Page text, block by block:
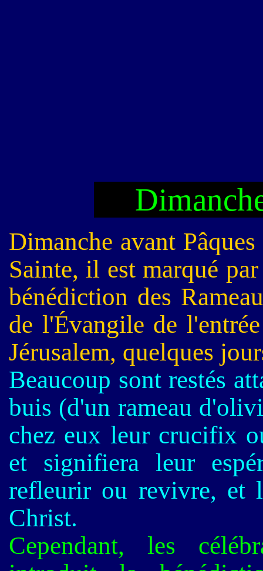
Dimanche avant
Sainte, il est marqué
bénédiction des
de l'Évangile de
Jérusalem, quelques
Beaucoup sont restés
buis (d'un rameau
chez eux leur crucifix
et signifiera leur
refleurir ou revivre, et
Christ.
Cependant, les